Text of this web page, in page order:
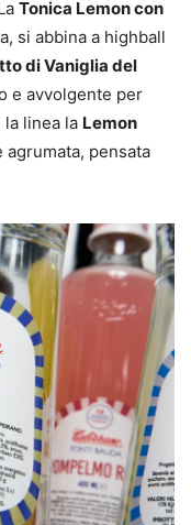
Tonica Lemon con
si abbina a highball
di Vaniglia del
e avvolgente per
linea la Lemon
agrumata, pensata